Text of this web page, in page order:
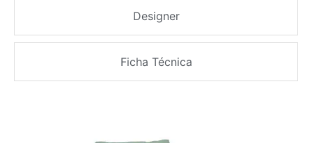
Designer
Ficha Técnica